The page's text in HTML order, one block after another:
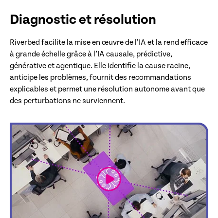
Diagnostic et résolution
Riverbed facilite la mise en œuvre de l’IA et la rend efficace
à grande échelle grâce à l’IA causale, prédictive,
générative et agentique. Elle identifie la cause racine,
anticipe les problèmes, fournit des recommandations
explicables et permet une résolution autonome avant que
des perturbations ne surviennent.
link